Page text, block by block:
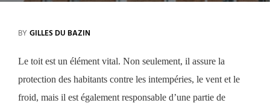
BY GILLES DU BAZIN
Le toit est un élément vital. Non seulement, il assure la
protection des habitants contre les intempéries, le vent et le
froid, mais il est également responsable d’une partie de